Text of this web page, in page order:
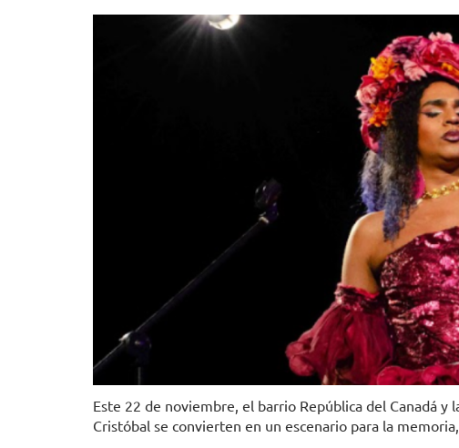
Este 22 de noviembre, el barrio República del Canadá y
Cristóbal se convierten en un escenario para la